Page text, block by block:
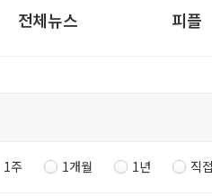
전체뉴스 피플
1주 1개월 1년 직